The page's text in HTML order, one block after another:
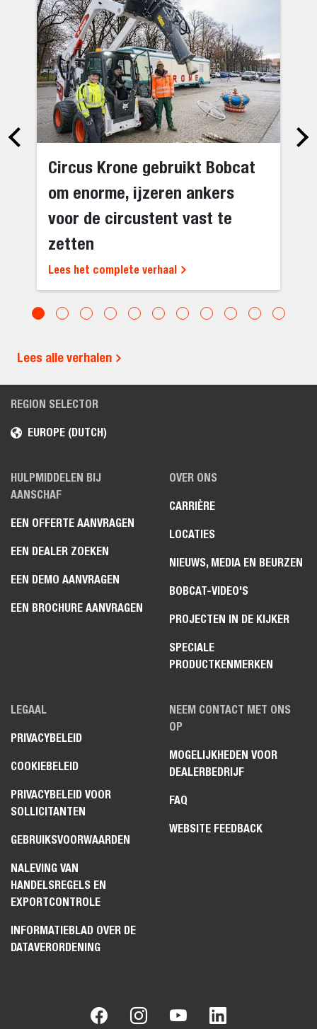
Circus Krone gebruikt Bobcat
om enorme, ijzeren ankers
voor de circustent vast te
zetten
Lees het complete verhaal
Lees alle verhalen
REGION SELECTOR
EUROPE (DUTCH)
HULPMIDDELEN BIJ
AANSCHAF
EEN OFFERTE AANVRAGEN
EEN DEALER ZOEKEN
EEN DEMO AANVRAGEN
EEN BROCHURE AANVRAGEN
OVER ONS
CARRIÈRE
LOCATIES
NIEUWS, MEDIA EN BEURZEN
BOBCAT-VIDEO'S
PROJECTEN IN DE KIJKER
SPECIALE
PRODUCTKENMERKEN
LEGAAL
PRIVACYBELEID
COOKIEBELEID
PRIVACYBELEID VOOR
SOLLICITANTEN
GEBRUIKSVOORWAARDEN
NALEVING VAN
HANDELSREGELS EN
EXPORTCONTROLE
INFORMATIEBLAD OVER DE
DATAVERORDENING
NEEM CONTACT MET ONS
OP
MOGELIJKHEDEN VOOR
DEALERBEDRIJF
FAQ
WEBSITE FEEDBACK